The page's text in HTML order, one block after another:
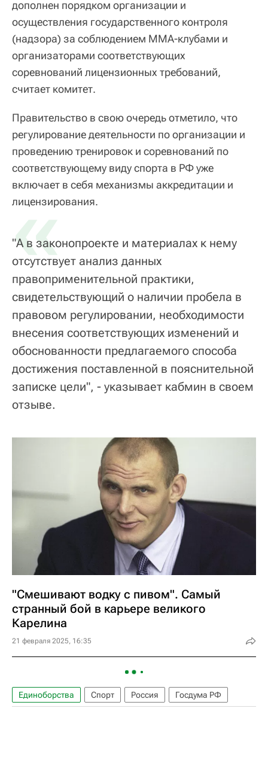
дополнен порядком организации и
осуществления государственного контроля
(надзора) за соблюдением ММА-клубами и
организаторами соответствующих
соревнований лицензионных требований,
считает комитет.
Правительство в свою очередь отметило, что
регулирование деятельности по организации и
проведению тренировок и соревнований по
соответствующему виду спорта в РФ уже
включает в себя механизмы аккредитации и
лицензирования.
«
"А в законопроекте и материалах к нему
отсутствует анализ данных
правоприменительной практики,
свидетельствующий о наличии пробела в
правовом регулировании, необходимости
внесения соответствующих изменений и
обоснованности предлагаемого способа
достижения поставленной в пояснительной
записке цели", - указывает кабмин в своем
отзыве.
"Смешивают водку с пивом". Самый
странный бой в карьере великого
Карелина
21 февраля 2025, 16:35
Единоборства Спорт Россия Госдума РФ